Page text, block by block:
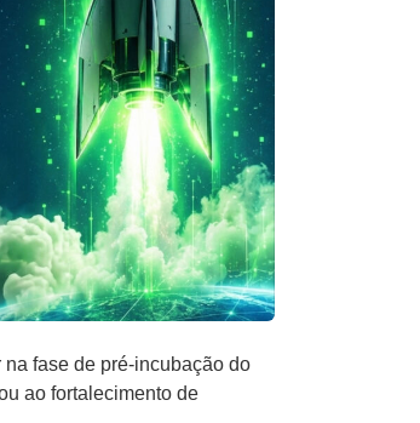
fase de pré-incubação do
ao fortalecimento de